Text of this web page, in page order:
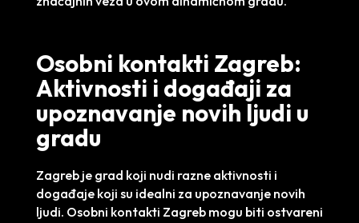
Osobni kontakti Zagreb:
Aktivnosti i događaji za
upoznavanje novih ljudi u
gradu
Zagreb je grad koji nudi razne aktivnosti i
događaje koji su idealni za upoznavanje novih
ljudi. Osobni kontakti Zagreb mogu biti ostvareni